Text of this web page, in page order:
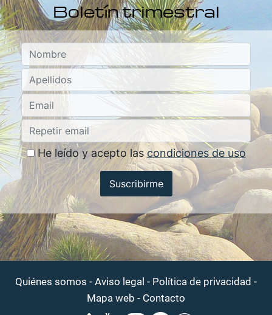
Boletín trimestral
He leído y acepto las condiciones de uso
Suscribirme
Quiénes somos - Aviso legal - Política de privacidad -
Mapa web - Contacto